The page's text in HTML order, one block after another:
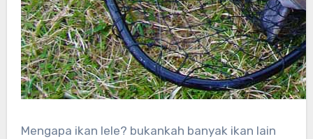
Mengapa ikan lele? bukankah banyak ikan lain